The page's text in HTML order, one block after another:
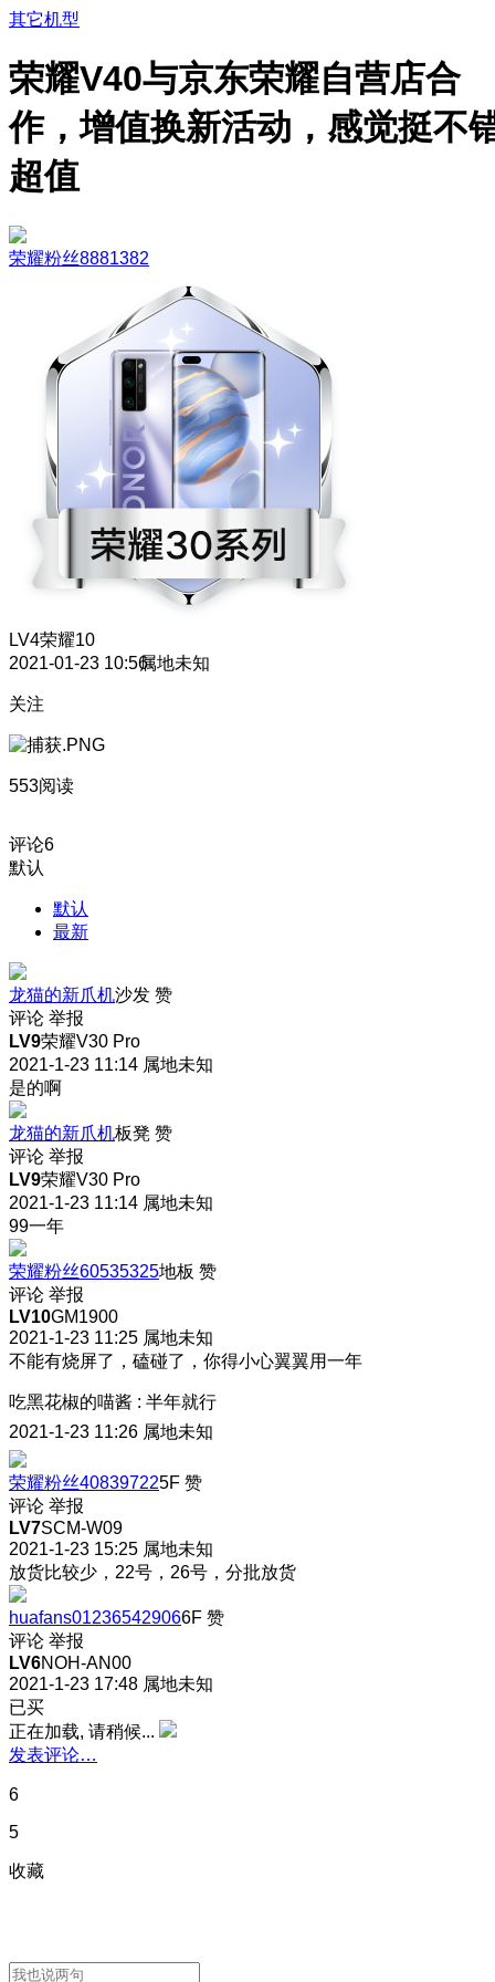
其它机型
荣耀V40与京东荣耀自营店合
作，增值换新活动，感觉挺不
超值
荣耀粉丝8881382
LV4荣耀10
2021-01-23 10:56属地未知
关注
553阅读
评论6
默认
默认
最新
龙猫的新爪机沙发 赞
评论 举报
LV9荣耀V30 Pro
2021-1-23 11:14 属地未知
是的啊
龙猫的新爪机板凳 赞
评论 举报
LV9荣耀V30 Pro
2021-1-23 11:14 属地未知
99一年
荣耀粉丝60535325地板 赞
评论 举报
LV10GM1900
2021-1-23 11:25 属地未知
不能有烧屏了，磕碰了，你得小心翼翼用一年
吃黑花椒的喵酱 : 半年就行
2021-1-23 11:26 属地未知
荣耀粉丝408397225F 赞
评论 举报
LV7SCM-W09
2021-1-23 15:25 属地未知
放货比较少，22号，26号，分批放货
huafans012365429066F 赞
评论 举报
LV6NOH-AN00
2021-1-23 17:48 属地未知
已买
正在加载, 请稍候...
发表评论…
6
5
收藏